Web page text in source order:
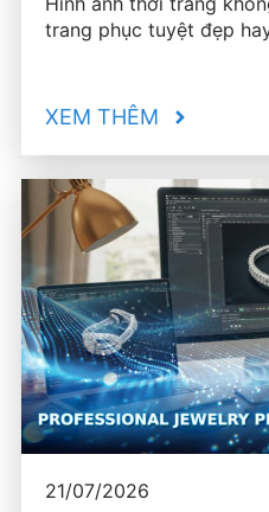
trang phục tuyệt đẹp
XEM THÊM
21/07/2026